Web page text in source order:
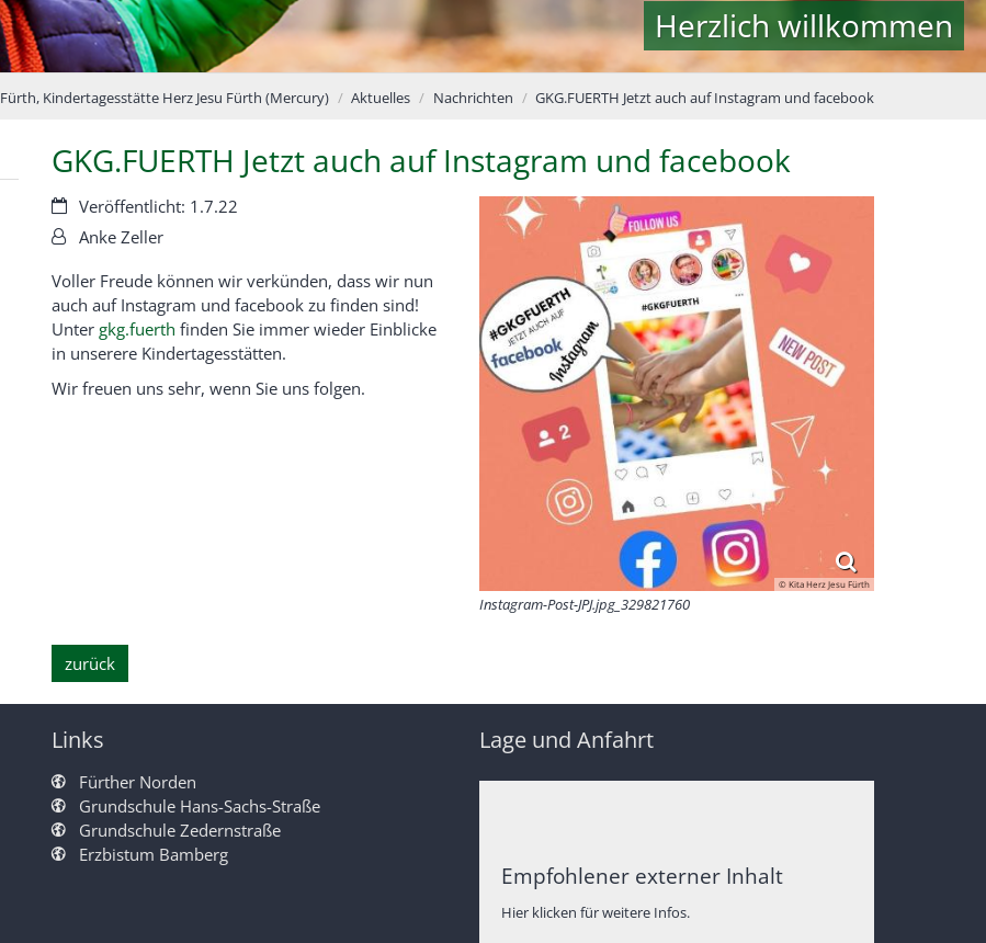
Herzlich willkommen
Fürth, Kindertagesstätte Herz Jesu Fürth (Mercury) Aktuelles Nachrichten GKG.FUERTH Jetzt auch auf Instagram und facebook
GKG.FUERTH Jetzt auch auf Instagram und facebook
© Kita Herz Jesu Fürth
Instagram-Post-JPJ.jpg_329821760
Datum:Veröffentlicht: 1.7.22
Von:Anke Zeller
Voller Freude können wir verkünden, dass wir nun
auch auf Instagram und facebook zu finden sind!
Unter gkg.fuerth finden Sie immer wieder Einblicke
in unserere Kindertagesstätten.
Wir freuen uns sehr, wenn Sie uns folgen.
zurück
Links
Fürther Norden
Grundschule Hans-Sachs-Straße
Grundschule Zedernstraße
Erzbistum Bamberg
Lage und Anfahrt
Empfohlener externer Inhalt
Hier klicken für weitere Infos.